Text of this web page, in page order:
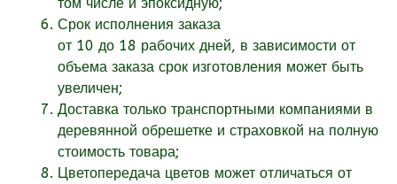
Срок исполнения заказа
от 10 до 18 рабочих дней, в зависимости от
объема заказа срок изготовления может быть
увеличен;
Доставка только транспортными компаниями в
деревянной обрешетке и страховкой на полную
стоимость товара;
Цветопередача цветов может отличаться от